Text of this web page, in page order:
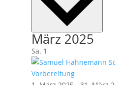
März 2025
Sa. 1